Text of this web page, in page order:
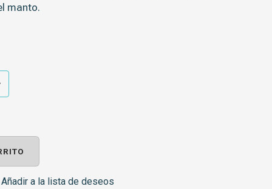
manto.
Añadir a la lista de deseos